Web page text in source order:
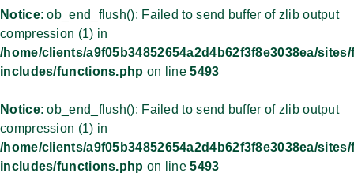
Notice: ob_end_flush(): Failed to send buffer of zlib output
compression (1) in
/home/clients/a9f05b34852654a2d4b62f3f8e3038ea/
includes/functions.php on line5493
Notice: ob_end_flush(): Failed to send buffer of zlib output
compression (1) in
/home/clients/a9f05b34852654a2d4b62f3f8e3038ea/
includes/functions.php on line5493